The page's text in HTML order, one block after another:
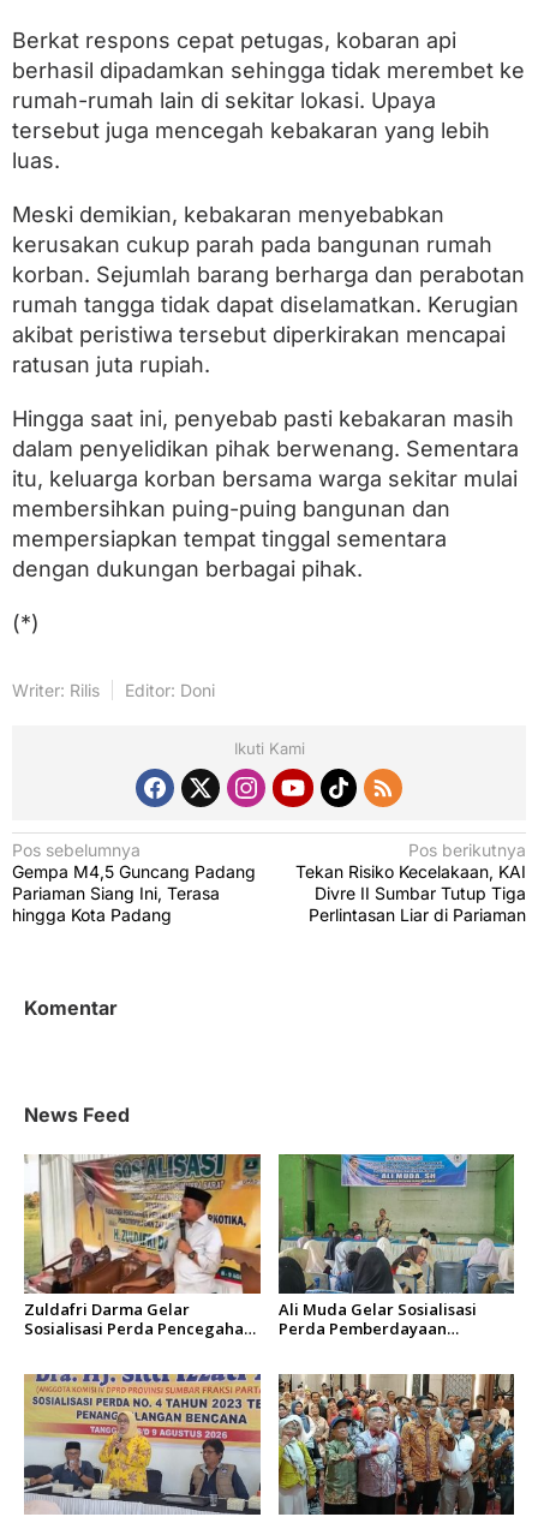
Berkat respons cepat petugas, kobaran api
berhasil dipadamkan sehingga tidak merembet ke
rumah-rumah lain di sekitar lokasi. Upaya
tersebut juga mencegah kebakaran yang lebih
luas.
Meski demikian, kebakaran menyebabkan
kerusakan cukup parah pada bangunan rumah
korban. Sejumlah barang berharga dan perabotan
rumah tangga tidak dapat diselamatkan. Kerugian
akibat peristiwa tersebut diperkirakan mencapai
ratusan juta rupiah.
Hingga saat ini, penyebab pasti kebakaran masih
dalam penyelidikan pihak berwenang. Sementara
itu, keluarga korban bersama warga sekitar mulai
membersihkan puing-puing bangunan dan
mempersiapkan tempat tinggal sementara
dengan dukungan berbagai pihak.
(*)
Writer: Rilis Editor: Doni
Ikuti Kami
N
a
v
a
p
o
s
Pos sebelumnya
Gempa M4,5 Guncang Padang
Pariaman Siang Ini, Terasa
hingga Kota Padang
Pos berikutnya
Tekan Risiko Kecelakaan, KAI
Divre II Sumbar Tutup Tiga
Perlintasan Liar di Pariaman
Komentar
News Feed
Zuldafri Darma Gelar
Sosialisasi Perda Pencegahan
Ali Muda Gelar Sosialisasi
Perda Pemberdayaan
Lembah Melintang Pasbar